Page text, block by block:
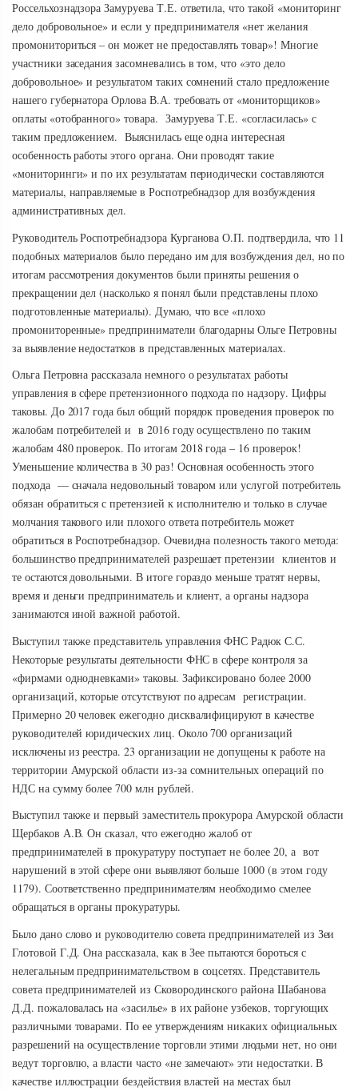
Россельхознадзора Замуруева Т.Е. ответила, что такой «мониторинг
дело добровольное» и если у предпринимателя «нет желания
промониториться – он может не предоставлять товар»! Многие
участники заседания засомневались в том, что «это дело
добровольное» и результатом таких сомнений стало предложение
нашего губернатора Орлова В.А. требовать от «мониторщиков»
оплаты «отобранного» товара. Замуруева Т.Е. «согласилась» с
таким предложением. Выяснилась еще одна интересная
особенность работы этого органа. Они проводят такие
«мониторинги» и по их результатам периодически составляются
материалы, направляемые в Роспотребнадзор для возбуждения
административных дел.
Руководитель Роспотребнадзора Курганова О.П. подтвердила, что 11
подобных материалов было передано им для возбуждения дел, но по
итогам рассмотрения документов были приняты решения о
прекращении дел (насколько я понял были представлены плохо
подготовленные материалы). Думаю, что все «плохо
промониторенные» предприниматели благодарны Ольге Петровны
за выявление недостатков в представленных материалах.
Ольга Петровна рассказала немного о результатах работы
управления в сфере претензионного подхода по надзору. Цифры
таковы. До 2017 года был общий порядок проведения проверок по
жалобам потребителей и в 2016 году осуществлено по таким
жалобам 480 проверок. По итогам 2018 года – 16 проверок!
Уменьшение количества в 30 раз! Основная особенность этого
подхода — сначала недовольный товаром или услугой потребитель
обязан обратиться с претензией к исполнителю и только в случае
молчания такового или плохого ответа потребитель может
обратиться в Роспотребнадзор. Очевидна полезность такого метода:
большинство предпринимателей разрешает претензии клиентов и
те остаются довольными. В итоге гораздо меньше тратят нервы,
время и деньги предприниматель и клиент, а органы надзора
занимаются иной важной работой.
Выступил также представитель управления ФНС Радюк С.С.
Некоторые результаты деятельности ФНС в сфере контроля за
«фирмами однодневками» таковы. Зафиксировано более 2000
организаций, которые отсутствуют по адресам регистрации.
Примерно 20 человек ежегодно дисквалифицируют в качестве
руководителей юридических лиц. Около 700 организаций
исключены из реестра. 23 организации не допущены к работе на
территории Амурской области из-за сомнительных операций по
НДС на сумму более 700 млн рублей.
Выступил также и первый заместитель прокурора Амурской области
Щербаков А.В. Он сказал, что ежегодно жалоб от
предпринимателей в прокуратуру поступает не более 20, а вот
нарушений в этой сфере они выявляют больше 1000 (в этом году
1179). Соответственно предпринимателям необходимо смелее
обращаться в органы прокуратуры.
Было дано слово и руководителю совета предпринимателей из Зеи
Глотовой Г.Д. Она рассказала, как в Зее пытаются бороться с
нелегальным предпринимательством в соцсетях. Представитель
совета предпринимателей из Сковородинского района Шабанова
Д.Д. пожаловалась на «засилье» в их районе узбеков, торгующих
различными товарами. По ее утверждениям никаких официальных
разрешений на осуществление торговли этими людьми нет, но они
ведут торговлю, а власти часто «не замечают» эти недостатки. В
качестве иллюстрации бездействия властей на местах был